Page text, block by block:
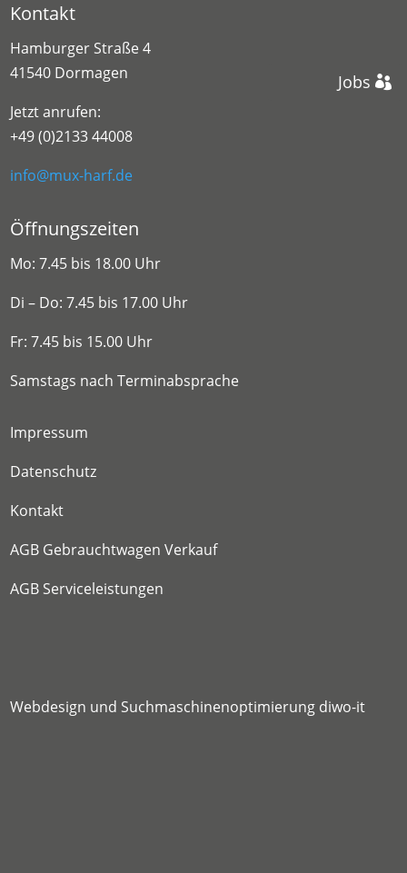
Kontakt
Hamburger Straße 4
41540 Dormagen
Jetzt anrufen:
+49 (0)2133 44008
info@mux-harf.de
Öffnungszeiten
Mo: 7.45 bis 18.00 Uhr
Di – Do: 7.45 bis 17.00 Uhr
Fr: 7.45 bis 15.00 Uhr
Samstags nach Terminabsprache
Impressum
Datenschutz
Kontakt
AGB Gebrauchtwagen Verkauf
AGB Serviceleistungen
Webdesign und Suchmaschinenoptimierung diwo-it
Jobs